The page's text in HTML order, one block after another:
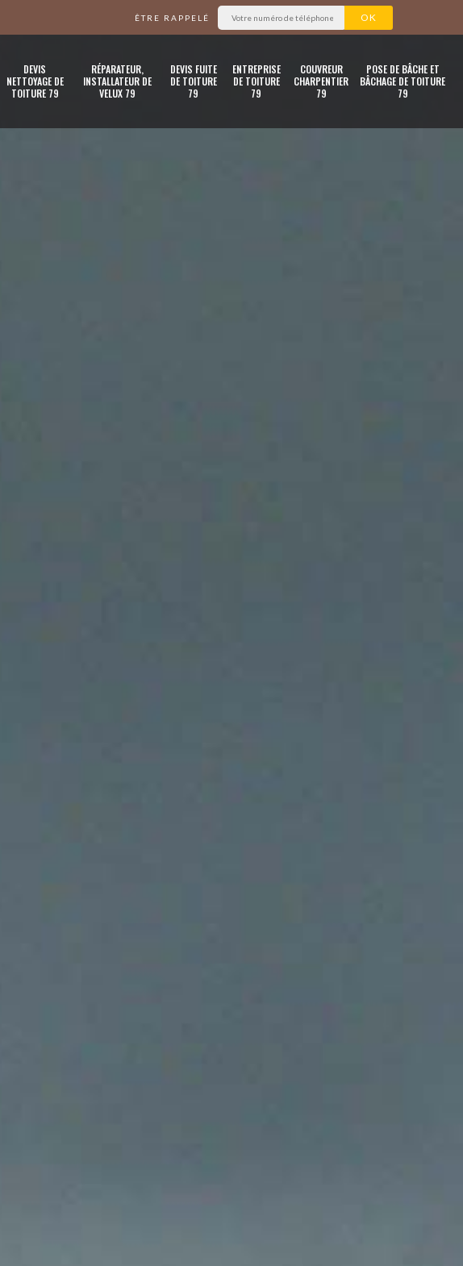
ÊTRE RAPPELÉ
DEVIS
NETTOYAGE DE
TOITURE 79
RÉPARATEUR,
INSTALLATEUR DE
VELUX 79
DEVIS FUITE
DE TOITURE
79
ENTREPRISE
DE TOITURE
79
COUVREUR
CHARPENTIER
79
POSE DE BÂCHE ET
BÂCHAGE DE TOITURE
79